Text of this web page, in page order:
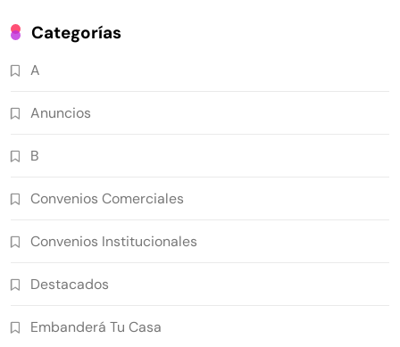
Categorías
A
Anuncios
B
Convenios Comerciales
Convenios Institucionales
Destacados
Embanderá Tu Casa